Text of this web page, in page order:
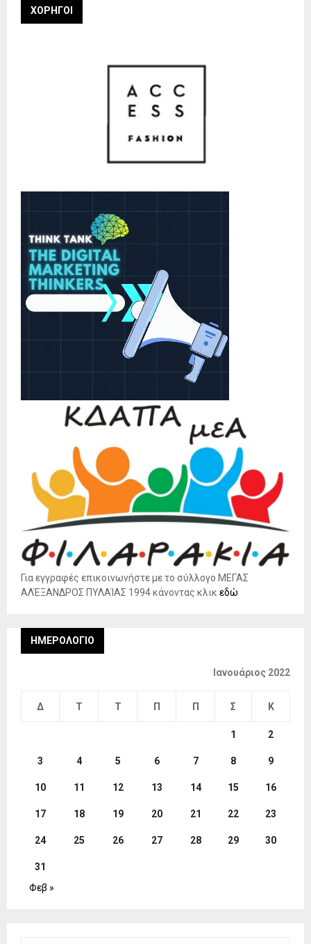
ΧΟΡΗΓΟΙ
Για εγγραφές επικοινωνήστε με το σύλλογο ΜΕΓΑΣ
ΑΛΈΞΑΝΔΡΟΣ ΠΥΛΑΊΑΣ 1994 κάνοντας κλικ εδώ
ΗΜΕΡΟΛΌΓΙΟ
Ιανουάριος 2022
Δ Τ Τ Π Π Σ Κ
1 2
3 4 5 6 7 8 9
10 11 12 13 14 15 16
17 18 19 20 21 22 23
24 25 26 27 28 29 30
31
Φεβ »